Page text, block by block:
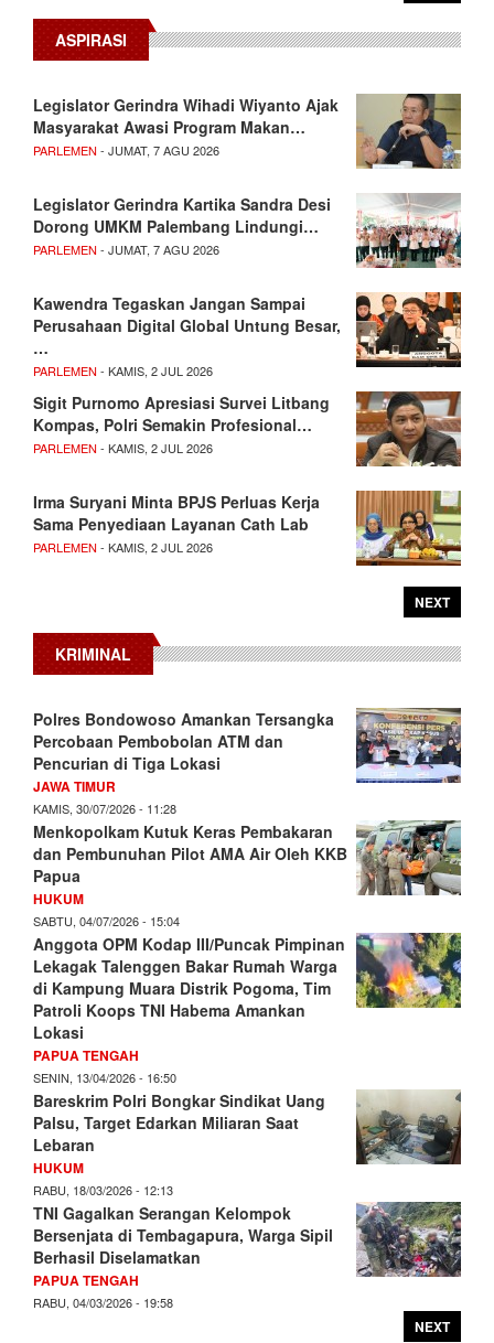
ASPIRASI
Legislator Gerindra Wihadi Wiyanto Ajak
Masyarakat Awasi Program Makan…
PARLEMEN - JUMAT, 7 AGU 2026
Legislator Gerindra Kartika Sandra Desi
Dorong UMKM Palembang Lindungi…
PARLEMEN - JUMAT, 7 AGU 2026
Kawendra Tegaskan Jangan Sampai
Perusahaan Digital Global Untung Besar,
…
PARLEMEN - KAMIS, 2 JUL 2026
Sigit Purnomo Apresiasi Survei Litbang
Kompas, Polri Semakin Profesional…
PARLEMEN - KAMIS, 2 JUL 2026
Irma Suryani Minta BPJS Perluas Kerja
Sama Penyediaan Layanan Cath Lab
PARLEMEN - KAMIS, 2 JUL 2026
NEXT
KRIMINAL
Polres Bondowoso Amankan Tersangka
Percobaan Pembobolan ATM dan
Pencurian di Tiga Lokasi
JAWA TIMUR
KAMIS, 30/07/2026 - 11:28
Menkopolkam Kutuk Keras Pembakaran
dan Pembunuhan Pilot AMA Air Oleh KKB
Papua
HUKUM
SABTU, 04/07/2026 - 15:04
Anggota OPM Kodap III/Puncak Pimpinan
Lekagak Talenggen Bakar Rumah Warga
di Kampung Muara Distrik Pogoma, Tim
Patroli Koops TNI Habema Amankan
Lokasi
PAPUA TENGAH
SENIN, 13/04/2026 - 16:50
Bareskrim Polri Bongkar Sindikat Uang
Palsu, Target Edarkan Miliaran Saat
Lebaran
HUKUM
RABU, 18/03/2026 - 12:13
TNI Gagalkan Serangan Kelompok
Bersenjata di Tembagapura, Warga Sipil
Berhasil Diselamatkan
PAPUA TENGAH
RABU, 04/03/2026 - 19:58
NEXT